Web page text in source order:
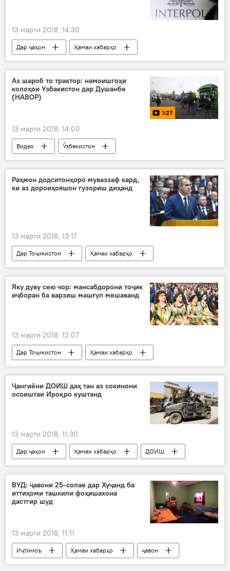
13 марти 2018, 14:30
Дар ҷаҳон
Ҳамаи хабарҳо
Интерпол
ҲНИТ
пайгард
Дар Тоҷикистон
Аз шароб то трактор: намоишгоҳи
колоҳои Узбакистон дар Душанбе
(НАВОР)
1:27
13 марти 2018, 14:00
Видео
Ӯзбекистон
Эмомалӣ Раҳмон
Шавкат Мирзиёев
намоишгоҳ
Дар Тоҷикистон
Раҳмон додситонҳоро муваззаф кард,
ки аз дороиҳояшон гузориш диҳанд
13 марти 2018, 13:17
Дар Тоҷикистон
Ҳамаи хабарҳо
Эмомалӣ Раҳмон
Додситонӣ
Яку дуву сею чор: мансабдорони тоҷик
иҷборан ба варзиш машғул мешаванд
13 марти 2018, 12:07
Дар Тоҷикистон
Ҳамаи хабарҳо
мансабдорон
Навигариҳои варзиши Тоҷикистон
Ҷангиёни ДОИШ даҳ тан аз сокинони
осоиштаи Ироқро куштанд
13 марти 2018, 11:30
Дар ҷаҳон Ҳамаи хабарҳо
ДОИШ
куштор
ВУД: ҷавони 25-солае дар Хуҷанд ба
иттиҳоми ташкили фоҳишахона
дастгир шуд
13 марти 2018, 11:11
Иҷтимоъ Ҳамаи хабарҳо
ҷавон
фоҳишахона
Дар Тоҷикистон ВУД